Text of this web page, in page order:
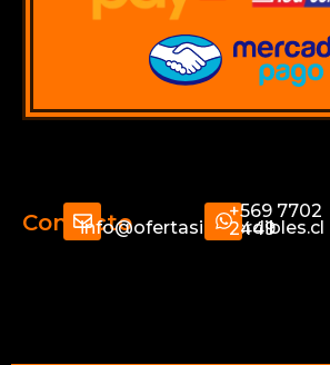
Contactoinfo@ofertasimperdibles.cl
+569 7702
2449